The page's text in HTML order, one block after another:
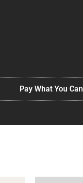
Pay What You Can